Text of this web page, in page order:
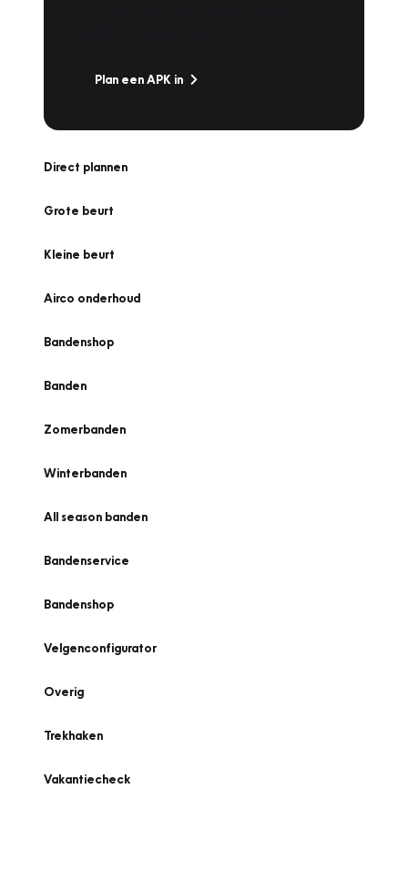
Plan een APK in
Direct plannen
Grote beurt
Kleine beurt
Airco onderhoud
Bandenshop
Banden
Zomerbanden
Winterbanden
All season banden
Bandenservice
Bandenshop
Velgenconfigurator
Overig
Trekhaken
Vakantiecheck